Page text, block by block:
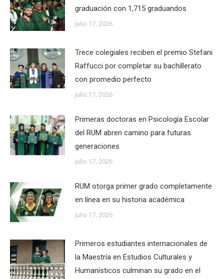
graduación con 1,715 graduandos
julio 17, 2026
Trece colegiales reciben el premio Stefani
Raffucci por completar su bachillerato
con promedio perfecto
julio 17, 2026
Primeras doctoras en Psicología Escolar
del RUM abren camino para futuras
generaciones
julio 17, 2026
RUM otorga primer grado completamente
en línea en su historia académica
julio 17, 2026
Primeros estudiantes internacionales de
la Maestría en Estudios Culturales y
Humanísticos culminan su grado en el